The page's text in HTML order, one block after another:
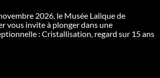
2026, le Musée Lalique de
vous invite à plonger dans une
: Cristallisation, regard sur 15 ans